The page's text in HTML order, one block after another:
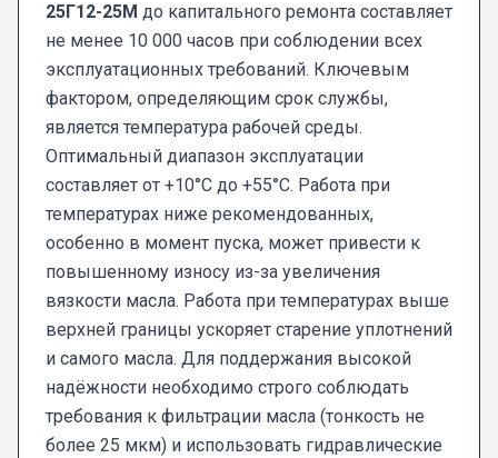
25Г12-25М до капитального ремонта составляет
не менее 10 000 часов при соблюдении всех
эксплуатационных требований. Ключевым
фактором, определяющим срок службы,
является температура рабочей среды.
Оптимальный диапазон эксплуатации
составляет от +10°С до +55°С. Работа при
температурах ниже рекомендованных,
особенно в момент пуска, может привести к
повышенному износу из-за увеличения
вязкости масла. Работа при температурах выше
верхней границы ускоряет старение уплотнений
и самого масла. Для поддержания высокой
надёжности необходимо строго соблюдать
требования к фильтрации масла (тонкость не
более 25 мкм) и использовать гидравлические